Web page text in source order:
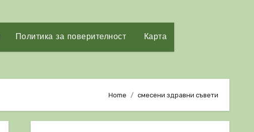
Политика за поверителност Карта
Home смесени здравни съвети